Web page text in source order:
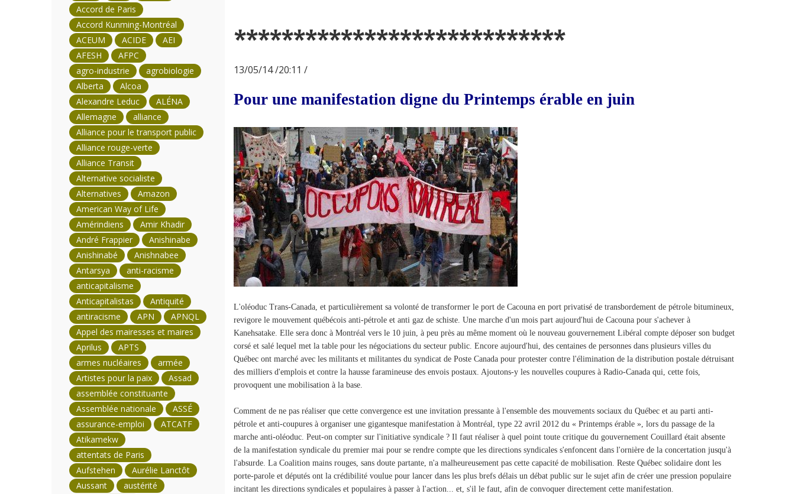
****************************
13/05/14 /20:11 /
Pour une manifestation digne du Printemps érable en juin
L'oléoduc Trans-Canada, et particulièrement sa volonté de transformer le port de Cacouna en port privatisé de transbordement de pétrole bitumineux,
revigore le mouvement québécois anti-pétrole et anti gaz de schiste. Une marche d'un mois part aujourd'hui de Cacouna pour s'achever à
Kanehsatake. Elle sera donc à Montréal vers le 10 juin, à peu près au même moment où le nouveau gouvernement Libéral compte déposer son budget
corsé et salé lequel met la table pour les négociations du secteur public. Encore aujourd'hui, des centaines de personnes dans plusieurs villes du
Québec ont marché avec les militants et militantes du syndicat de Poste Canada pour protester contre l'élimination de la distribution postale détruisant
des milliers d'emplois et contre la hausse faramineuse des envois postaux. Ajoutons-y les nouvelles coupures à Radio-Canada qui, cette fois,
provoquent une mobilisation à la base.
Comment de ne pas réaliser que cette convergence est une invitation pressante à l'ensemble des mouvements sociaux du Québec et au parti anti-
pétrole et anti-coupures à organiser une gigantesque manifestation à Montréal, type 22 avril 2012 du « Printemps érable », lors du passage de la
marche anti-oléoduc. Peut-on compter sur l'initiative syndicale ? Il faut réaliser à quel point toute critique du gouvernement Couillard était absente
de la manifestation syndicale du premier mai pour se rendre compte que les directions syndicales s'enfoncent dans l'ornière de la concertation jusqu'à
l'absurde. La Coalition mains rouges, sans doute partante, n'a malheureusement pas cette capacité de mobilisation. Reste Québec solidaire dont les
porte-parole et députés ont la crédibilité voulue pour lancer dans les plus brefs délais un débat public sur le sujet afin de créer une pression populaire
incitant les directions syndicales et populaires à passer à l'action... et, s'il le faut, afin de convoquer directement cette manifestation.
Accord de Paris
Accord Kunming-Montréal
ACEUM
ACIDE
AEI
AFESH
AFPC
agro-industrie
agrobiologie
Alberta
Alcoa
Alexandre Leduc
ALÉNA
Allemagne
alliance
Alliance pour le transport public
Alliance rouge-verte
Alliance Transit
Alternative socialiste
Alternatives
Amazon
American Way of Life
Amérindiens
Amir Khadir
André Frappier
Anishinabe
Anishinabé
Anishnabee
Antarsya
anti-racisme
anticapitalisme
Anticapitalistas
Antiquité
antiracisme
APN
APNQL
Appel des mairesses et maires
Aprilus
APTS
armes nucléaires
armée
Artistes pour la paix
Assad
assemblée constituante
Assemblée nationale
ASSÉ
assurance-emploi
ATCATF
Atikamekw
attentats de Paris
Aufstehen
Aurélie Lanctôt
Aussant
austérité